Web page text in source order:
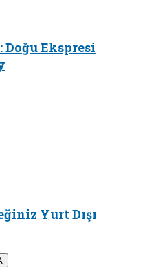
Ekspresi
Yurt Dışı